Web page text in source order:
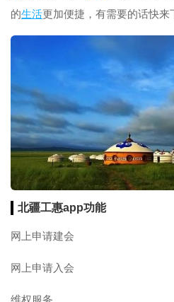
的生活更加便捷，有需要的话快来
北疆工惠app功能
网上申请建会
网上申请入会
维权服务